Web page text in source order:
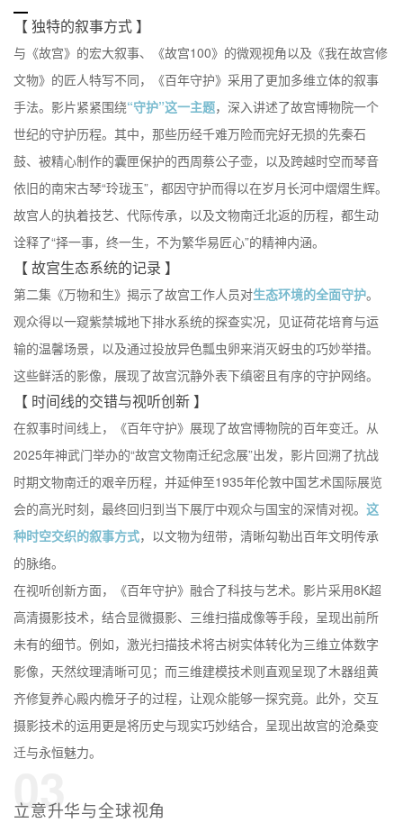
【 独特的叙事方式 】
与《故宫》的宏大叙事、《故宫100》的微观视角以及《我在故宫修
文物》的匠人特写不同，《百年守护》采用了更加多维立体的叙事
手法。影片紧紧围绕“守护”这一主题，深入讲述了故宫博物院一个
世纪的守护历程。其中，那些历经千难万险而完好无损的先秦石
鼓、被精心制作的囊匣保护的西周蔡公子壶，以及跨越时空而琴音
依旧的南宋古琴“玲珑玉”，都因守护而得以在岁月长河中熠熠生辉。
故宫人的执着技艺、代际传承，以及文物南迁北返的历程，都生动
诠释了“择一事，终一生，不为繁华易匠心”的精神内涵。
【 故宫生态系统的记录 】
第二集《万物和生》揭示了故宫工作人员对生态环境的全面守护。
观众得以一窥紫禁城地下排水系统的探查实况，见证荷花培育与运
输的温馨场景，以及通过投放异色瓢虫卵来消灭蚜虫的巧妙举措。
这些鲜活的影像，展现了故宫沉静外表下缜密且有序的守护网络。
【 时间线的交错与视听创新 】
在叙事时间线上，《百年守护》展现了故宫博物院的百年变迁。从
2025年神武门举办的“故宫文物南迁纪念展”出发，影片回溯了抗战
时期文物南迁的艰辛历程，并延伸至1935年伦敦中国艺术国际展览
会的高光时刻，最终回归到当下展厅中观众与国宝的深情对视。 这
种时空交织的叙事方式，以文物为纽带，清晰勾勒出百年文明传承
的脉络。
在视听创新方面，《百年守护》融合了科技与艺术。影片采用8K超
高清摄影技术，结合显微摄影、三维扫描成像等手段，呈现出前所
未有的细节。例如，激光扫描技术将古树实体转化为三维立体数字
影像，天然纹理清晰可见；而三维建模技术则直观呈现了木器组黄
齐修复养心殿内檐牙子的过程，让观众能够一探究竟。此外，交互
摄影技术的运用更是将历史与现实巧妙结合，呈现出故宫的沧桑变
迁与永恒魅力。
03
立意升华与全球视角